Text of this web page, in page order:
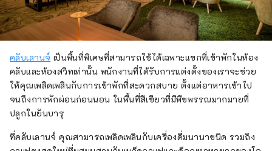
คลับเลานจ์ เป็นพื้นที่พิเศษที่สามารถใช้ได้เฉพาะแขกที่เข้าพักในห้อง
คลับและห้องสวีทเท่านั้น พนักงานที่ได้รับการแต่งตั้งของเราจะช่วย
ให้คุณเพลิดเพลินกับการเข้าพักที่สะดวกสบาย ตั้งแต่อาหารเช้าไป
จนถึงการพักผ่อนก่อนนอน ในพื้นที่สีเขียวที่มีพืชพรรณมากมายที่
ปลูกในยันบารุ
ที่คลับเลานจ์ คุณสามารถเพลิดเพลินกับเครื่องดื่มนานาชนิด รวมถึง